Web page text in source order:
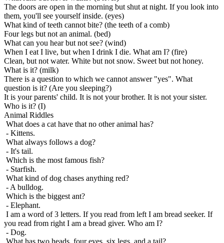
The doors are open in the morning but shut at night. If you look into
them, you'll see yourself inside. (eyes)
What kind of teeth cannot bite? (the teeth of a comb)
Four legs but not an animal. (bed)
What can you hear but not see? (wind)
When I eat I live, but when I drink I die. What am I? (fire)
Clean, but not water. White but not snow. Sweet but not honey.
What is it? (milk)
There is a question to which we cannot answer "yes". What
question is it? (Are you sleeping?)
It is your parents' child. It is not your brother. It is not your sister.
Who is it? (I)
Animal Riddles
What does a cat have that no other animal has?
- Kittens.
What always follows a dog?
- It's tail.
Which is the most famous fish?
- Starfish.
What kind of dog chases anything red?
- A bulldog.
Which is the biggest ant?
- Elephant.
I am a word of 3 letters. If you read from left I am bread seeker. If
you read from right I am a bread giver. Who am I?
- Dog.